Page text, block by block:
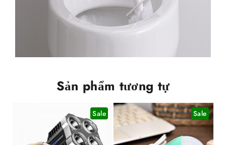
Sản phẩm tương tự
Sale Sale